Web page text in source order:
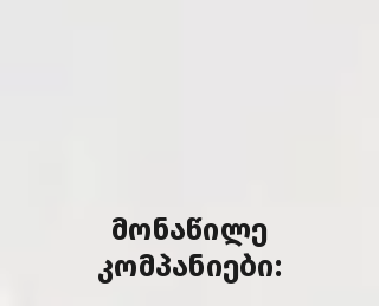
მონაწილე
კომპანიები: